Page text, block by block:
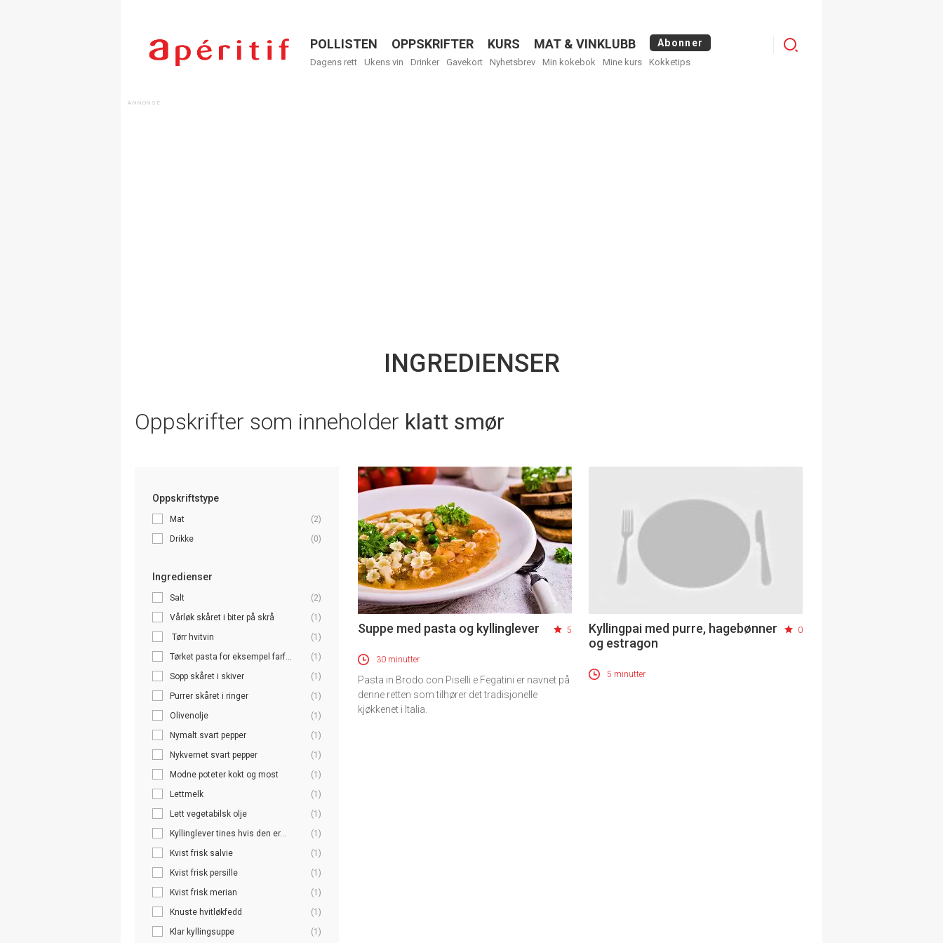
Menu
POLLISTEN OPPSKRIFTER KURS MAT & VINKLUBB Abonner
Dagens rett Ukens vin Drinker Gavekort Nyhetsbrev Min kokebok Mine kurs Kokketips
Logg
INGREDIENSER
Oppskrifter som inneholder klatt smør
Oppskriftstype
Mat
(2)
Drikke
(0)
Ingredienser
Salt
(2)
Vårløk skåret i biter på skrå
(1)
Tørr hvitvin
(1)
Tørket pasta for eksempel farf...
(1)
Sopp skåret i skiver
(1)
Purrer skåret i ringer
(1)
Olivenolje
(1)
Nymalt svart pepper
(1)
Nykvernet svart pepper
(1)
Modne poteter kokt og most
(1)
Lettmelk
(1)
Lett vegetabilsk olje
(1)
Kyllinglever tines hvis den er...
(1)
Kvist frisk salvie
(1)
Kvist frisk persille
(1)
Kvist frisk merian
(1)
Knuste hvitløkfedd
(1)
Klar kyllingsuppe
(1)
Suppe med pasta og kyllinglever 5
30 minutter
Pasta in Brodo con Piselli e Fegatini er navnet på
denne retten som tilhører det tradisjonelle
kjøkkenet i Italia.
Kyllingpai med purre, hagebønner
og estragon
0
5 minutter